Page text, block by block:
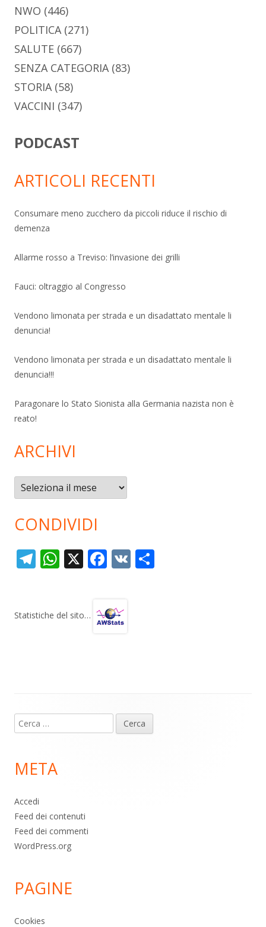
NWO (446)
POLITICA(271)
SALUTE (667)
SENZA CATEGORIA(83)
STORIA(58)
VACCINI (347)
PODCAST
ARTICOLI RECENTI
Consumare meno zucchero da piccoli riduce il rischio di
demenza
Allarme rosso a Treviso: l’invasione dei grilli
Fauci: oltraggio al Congresso
Vendono limonata per strada e un disadattato mentale li
denuncia!
Vendono limonata per strada e un disadattato mentale li
denuncia!!!
Paragonare lo Stato Sionista alla Germania nazista non è
reato!
ARCHIVI
Archivi
CONDIVIDI
T
gr
W
s
X F
b
V
Statistiche del sito…
piè
pagina
Ricerca
per:
META
Accedi
Feed dei contenuti
Feed dei commenti
WordPress.org
PAGINE
Cookies